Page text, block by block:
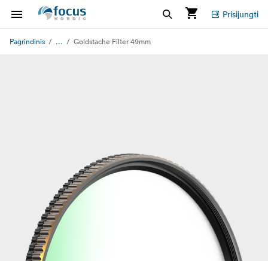
Prisijungti
Pagrindinis ... Goldstache Filter 49mm